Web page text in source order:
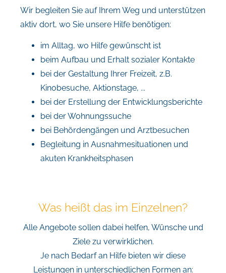
Wir begleiten Sie auf Ihrem Weg und unterstützen
aktiv dort, wo Sie unsere Hilfe benötigen:
im Alltag, wo Hilfe gewünscht ist
beim Aufbau und Erhalt sozialer Kontakte
bei der Gestaltung Ihrer Freizeit, z.B.
Kinobesuche, Aktionstage, ...
bei der Erstellung der Entwicklungsberichte
bei der Wohnungssuche
bei Behördengängen und Arztbesuchen
Begleitung in Ausnahmesituationen und
akuten Krankheitsphasen
Was heißt das im Einzelnen?
Alle Angebote sollen dabei helfen, Wünsche und
Ziele zu verwirklichen.
Je nach Bedarf an Hilfe bieten wir diese
Leistungen in unterschiedlichen Formen an: